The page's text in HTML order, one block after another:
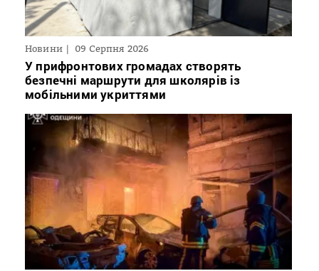
Новини 09 Серпня 2026
У прифронтових громадах створять
безпечні маршрути для школярів із
мобільними укриттями